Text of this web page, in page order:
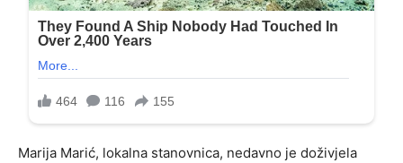
Marija Marić, lokalna stanovnica, nedavno je doživjela